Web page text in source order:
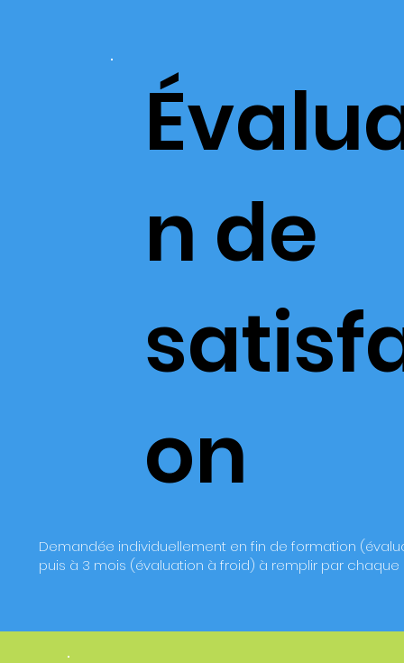
Demandée individuellement en fin de formation
puis à 3 mois (évaluation à froid) à remplir par
n de
on